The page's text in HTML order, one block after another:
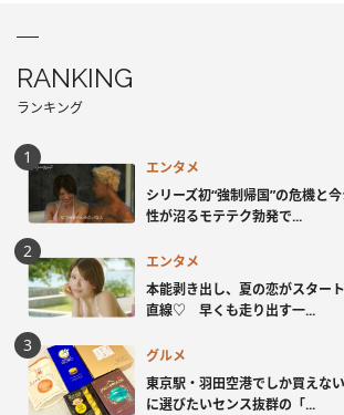
RANKING
ランキング
エンタメ
シリーズ初“強制帰国”の危機と
性が沼るモテテク勃発で...
エンタメ
本能剥き出し、夏の恋がスター
直線♡ 早くも走り出す一...
グルメ
東京駅・羽田空港でしか買えな
に選びたいセンス抜群の「...